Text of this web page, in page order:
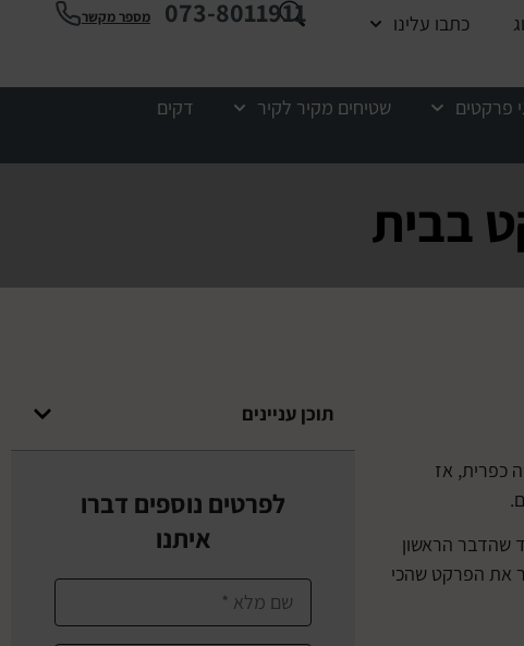
כתבו עלינו
073-8011911 מספר מקשר
פרקטים שטיחים מקיר לקיר דקים
בבית
כפרית, אז
שהדבר הראשון
את הפרקט שהכי
תוכן עניינים
לפרטים נוספים דברו
איתנו